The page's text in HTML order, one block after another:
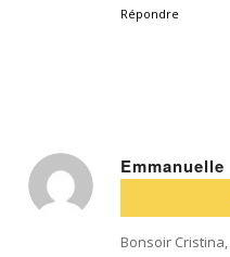
Répondre
Emmanuelle
:
Bonsoir Cristina,